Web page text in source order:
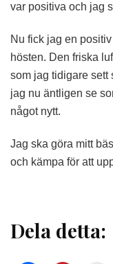
var positiva och jag
Nu fick jag en
hösten. Den friska
som jag tidigare sett
jag nu äntligen se
något nytt.
Jag ska göra mitt
och kämpa för att
Dela detta: